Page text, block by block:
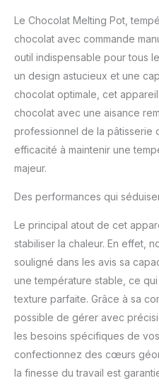
et
Le
le
Le Chocolat Melting Pot,
chocolat avec commande
outil indispensable pour tous
un design astucieux et une
chocolat optimale, cet
chocolat avec une aisance
professionnel de la pâtisserie
efficacité à maintenir une
majeur.
Des performances qui
Le principal atout de cet
stabiliser la chaleur. En effet,
souligné dans les avis sa
une température stable, ce
texture parfaite. Grâce à sa
possible de gérer avec
les besoins spécifiques de
confectionnez des cœurs
la finesse du travail est